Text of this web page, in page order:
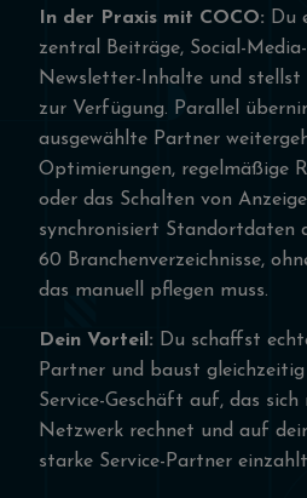
In der Praxis mit COCO: Du
zentral Beiträge, Social-
Newsletter-Inhalte und stellst
zur Verfügung. Parallel
ausgewählte Partner
Optimierungen, regelmäßige
oder das Schalten von
synchronisiert Standortdaten
60 Branchenverzeichnisse,
das manuell pflegen muss.
Dein Vorteil: Du schaffst
Partner und baust
Service-Geschäft auf, das sich
Netzwerk rechnet und auf
starke Service-Partner